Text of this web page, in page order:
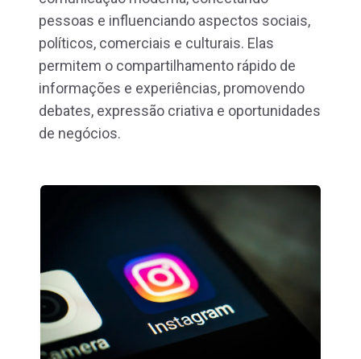
pessoas e influenciando aspectos sociais,
políticos, comerciais e culturais. Elas
permitem o compartilhamento rápido de
informações e experiências, promovendo
debates, expressão criativa e oportunidades
de negócios.